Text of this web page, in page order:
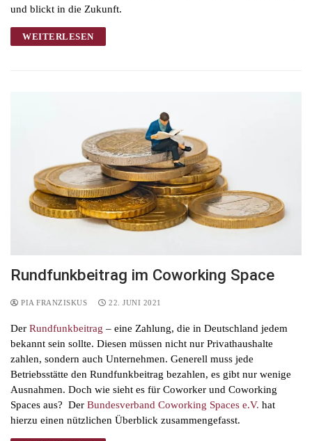
und blickt in die Zukunft.
WEITERLESEN
Rundfunkbeitrag im Coworking Space
PIA FRANZISKUS 22. JUNI 2021
Der Rundfunkbeitrag – eine Zahlung, die in Deutschland jedem
bekannt sein sollte. Diesen müssen nicht nur Privathaushalte
zahlen, sondern auch Unternehmen. Generell muss jede
Betriebsstätte den Rundfunkbeitrag bezahlen, es gibt nur wenige
Ausnahmen. Doch wie sieht es für Coworker und Coworking
Spaces aus? Der Bundesverband Coworking Spaces e.V. hat
hierzu einen nützlichen Überblick zusammengefasst.